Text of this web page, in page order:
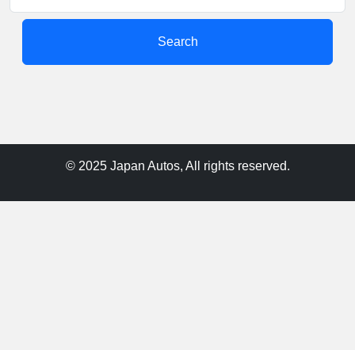
Search
© 2025 Japan Autos, All rights reserved.